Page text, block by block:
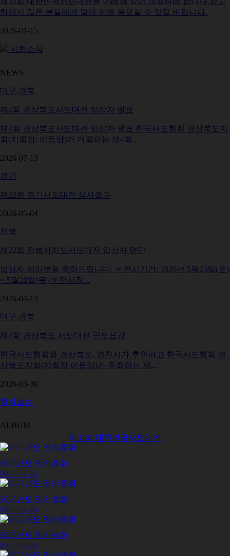
하셔서 많은 분들에게 알려 함께 응모할 수 있길 바랍니다.
2026-01-15
지회소식
NEWS
대구,경북
제4회 경상북도서도대전 입상자 발표
제4회 경상북도서도대전 입상자 발표 한국서도협회 경상북도지
회(지회장: 이동양)가 개최하는 제4회...
2026-07-13
경기
제22회 경기서도대전 심사결과
2026-05-04
전북
제22회 전북자치도서도대전 입상자 명단
입상자 여러분들 축하드립니다. ☞전시기간: 2026년 5월23일(토)
~ 5월28일(목) ☞전시장...
2026-04-13
대구,경북
제4회 경상북도 서도대전 공모요강
한국서도협회와 경상북도, 영천시가 후원하고 한국서도협회 경
상북도지회(지회장 이동양)가 주최하는 제...
2026-03-30
제31회 대한민국서도대전
행사앨범
ALBUM
2025년도 정기총회
2025.02.26
2025년도 정기총회
2025.02.26
2025년도 정기총회
2025.02.26